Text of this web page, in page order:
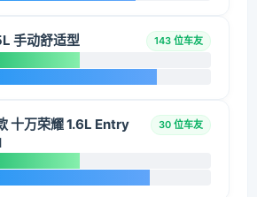
手动舒适型 143 位车友
十万荣耀 1.6L Entry
30 位车友